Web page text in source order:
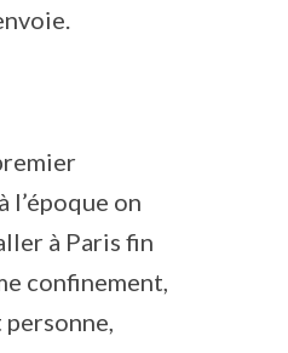
l’époque on
à Paris fin
confinement,
personne,